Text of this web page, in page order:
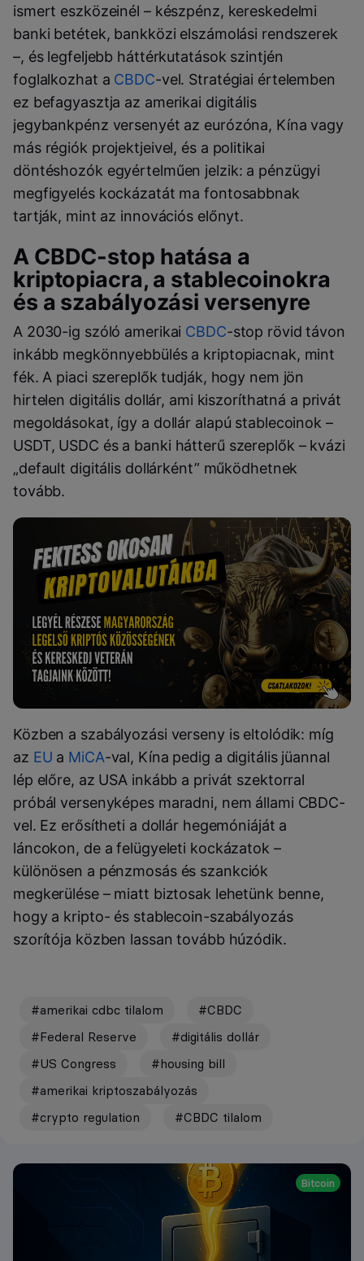
ismert eszközeinél – készpénz, kereskedelmi
banki betétek, bankközi elszámolási rendszerek
–, és legfeljebb háttérkutatások szintjén
foglalkozhat a CBDC-vel. Stratégiai értelemben
ez befagyasztja az amerikai digitális
jegybankpénz versenyét az eurózóna, Kína vagy
más régiók projektjeivel, és a politikai
döntéshozók egyértelműen jelzik: a pénzügyi
megfigyelés kockázatát ma fontosabbnak
tartják, mint az innovációs előnyt.
A CBDC-stop hatása a
kriptopiacra, a stablecoinokra
és a szabályozási versenyre
A 2030-ig szóló amerikai CBDC-stop rövid távon
inkább megkönnyebbülés a kriptopiacnak, mint
fék. A piaci szereplők tudják, hogy nem jön
hirtelen digitális dollár, ami kiszoríthatná a privát
megoldásokat, így a dollár alapú stablecoinok –
USDT, USDC és a banki hátterű szereplők – kvázi
„default digitális dollárként” működhetnek
tovább.
Közben a szabályozási verseny is eltolódik: míg
az EU a MiCA-val, Kína pedig a digitális jüannal
lép előre, az USA inkább a privát szektorral
próbál versenyképes maradni, nem állami CBDC-
vel. Ez erősítheti a dollár hegemóniáját a
láncokon, de a felügyeleti kockázatok –
különösen a pénzmosás és szankciók
megkerülése – miatt biztosak lehetünk benne,
hogy a kripto- és stablecoin-szabályozás
szorítója közben lassan tovább húzódik.
#amerikai cdbc tilalom
#CBDC
#Federal Reserve
#digitális dollár
#US Congress
#housing bill
#amerikai kriptoszabályozás
#crypto regulation
#CBDC tilalom
Bitcoin